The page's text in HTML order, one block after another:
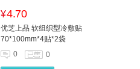
¥4.70
优芝上品 软组织型冷敷贴
70*100mm*4贴*2袋
0
0